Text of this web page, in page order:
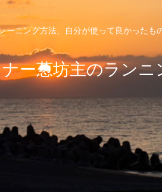
ニング方法、自分が使って良かったも
ー葱坊主のランニ